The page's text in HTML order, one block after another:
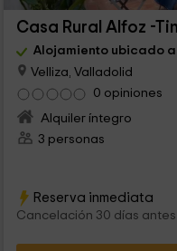
Casa Rural Alfoz -
Alojamiento ubicado a
Velliza, Valladolid
0 opiniones
Alquiler íntegro
3 personas
Reserva inmediata
Cancelación 30 días antes